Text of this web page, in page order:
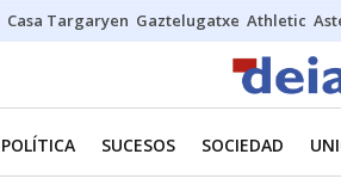
Casa Targaryen Gaztelugatxe Athletic
POLÍTICA SUCESOS SOCIEDAD